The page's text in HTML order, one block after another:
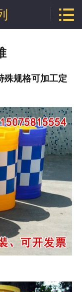

技术文章
企业资质
联系我们

殊规格可加工定